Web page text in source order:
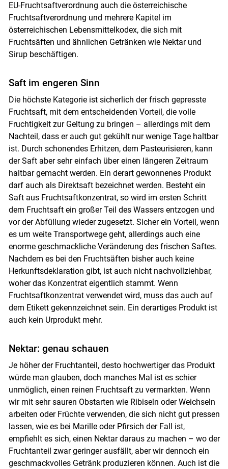
Skip to main content
EU-Fruchtsaftverordnung auch die österreichische
Fruchtsaftverordnung und mehrere Kapitel im
österreichischen Lebensmittelkodex, die sich mit
Fruchtsäften und ähnlichen Getränken wie Nektar und
Sirup beschäftigen.
Saft im engeren Sinn
Die höchste Kategorie ist sicherlich der frisch gepresste
Fruchtsaft, mit dem entscheidenden Vorteil, die volle
Fruchtigkeit zur Geltung zu bringen – allerdings mit dem
Nachteil, dass er auch gut gekühlt nur wenige Tage haltbar
ist. Durch schonendes Erhitzen, dem Pasteurisieren, kann
der Saft aber sehr einfach über einen längeren Zeitraum
haltbar gemacht werden. Ein derart gewonnenes Produkt
darf auch als Direktsaft bezeichnet werden. Besteht ein
Saft aus Fruchtsaftkonzentrat, so wird im ersten Schritt
dem Fruchtsaft ein großer Teil des Wassers entzogen und
vor der Abfüllung wieder zugesetzt. Sicher ein Vorteil, wenn
es um weite Transportwege geht, allerdings auch eine
enorme geschmackliche Veränderung des frischen Saftes.
Nachdem es bei den Fruchtsäften bisher auch keine
Herkunftsdeklaration gibt, ist auch nicht nachvollziehbar,
woher das Konzentrat eigentlich stammt. Wenn
Fruchtsaftkonzentrat verwendet wird, muss das auch auf
dem Etikett gekennzeichnet sein. Ein derartiges Produkt ist
auch kein Urprodukt mehr.
Nektar: genau schauen
Je höher der Fruchtanteil, desto hochwertiger das Produkt
würde man glauben, doch manches Mal ist es schier
unmöglich, einen reinen Fruchtsaft zu vermarkten. Wenn
wir mit sehr sauren Obstarten wie Ribiseln oder Weichseln
arbeiten oder Früchte verwenden, die sich nicht gut pressen
lassen, wie es bei Marille oder Pfirsich der Fall ist,
empfiehlt es sich, einen Nektar daraus zu machen – wo der
Fruchtanteil zwar geringer ausfällt, aber wir dennoch ein
geschmackvolles Getränk produzieren können. Auch ist die